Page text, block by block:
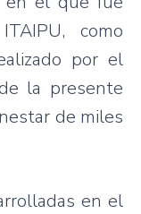
como
por el
la presente
de miles
en el